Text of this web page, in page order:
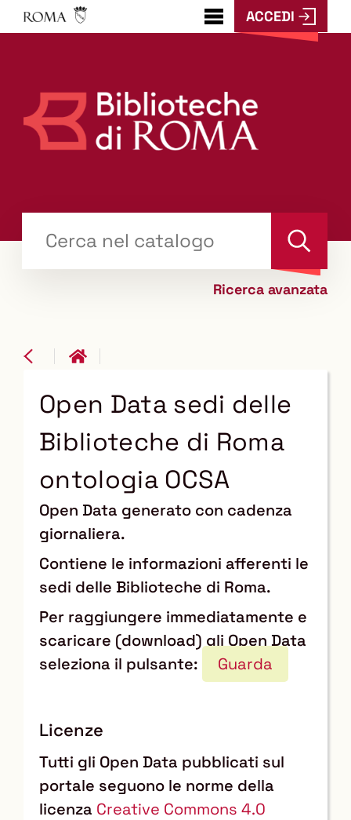
???
menu.button???
ACCEDI
il tuo libro "Catalogo"
Cerca
Ricerca avanzata
Open Data sedi delle
Biblioteche di Roma
ontologia OCSA
Open Data generato con cadenza
giornaliera.
Contiene le informazioni afferenti le
sedi delle Biblioteche di Roma.
Per raggiungere immediatamente e
scaricare (download) gli Open Data
seleziona il pulsante:
Guarda
Licenze
Tutti gli Open Data pubblicati sul
portale seguono le norme della
licenza Creative Commons 4.0